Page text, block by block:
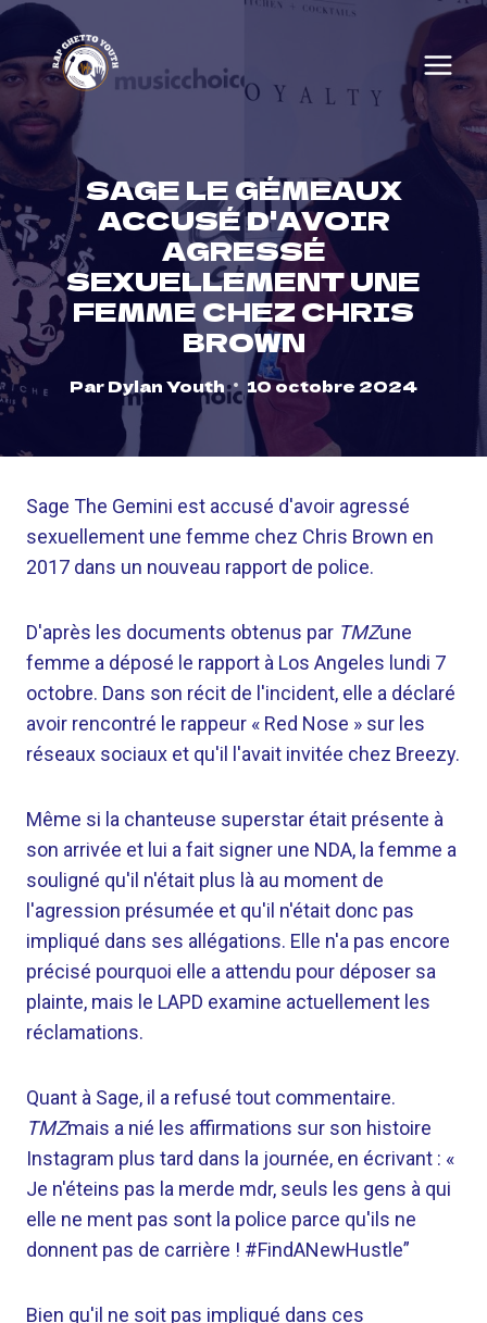
Skip
content
SAGE LE GÉMEAUX
ACCUSÉ D'AVOIR
AGRESSÉ
SEXUELLEMENT UNE
FEMME CHEZ CHRIS
BROWN
ParDylan Youth 10 octobre 2024
Sage The Gemini est accusé d'avoir agressé
sexuellement une femme chez Chris Brown en
2017 dans un nouveau rapport de police.
D'après les documents obtenus par TMZune
femme a déposé le rapport à Los Angeles lundi 7
octobre. Dans son récit de l'incident, elle a déclaré
avoir rencontré le rappeur « Red Nose » sur les
réseaux sociaux et qu'il l'avait invitée chez Breezy.
Même si la chanteuse superstar était présente à
son arrivée et lui a fait signer une NDA, la femme a
souligné qu'il n'était plus là au moment de
l'agression présumée et qu'il n'était donc pas
impliqué dans ses allégations. Elle n'a pas encore
précisé pourquoi elle a attendu pour déposer sa
plainte, mais le LAPD examine actuellement les
réclamations.
Quant à Sage, il a refusé tout commentaire.
TMZmais a nié les affirmations sur son histoire
Instagram plus tard dans la journée, en écrivant : «
Je n'éteins pas la merde mdr, seuls les gens à qui
elle ne ment pas sont la police parce qu'ils ne
donnent pas de carrière ! #FindANewHustle”
Bien qu'il ne soit pas impliqué dans ces